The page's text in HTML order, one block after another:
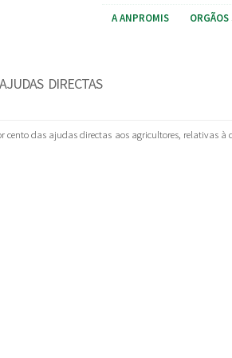
A ANPROMIS
DIRECTAS
das ajudas directas aos agricultores, relativas à